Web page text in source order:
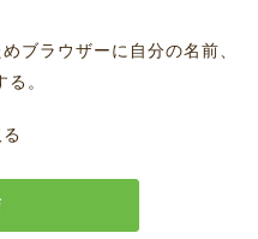
ブラウザーに自分の名前、
。